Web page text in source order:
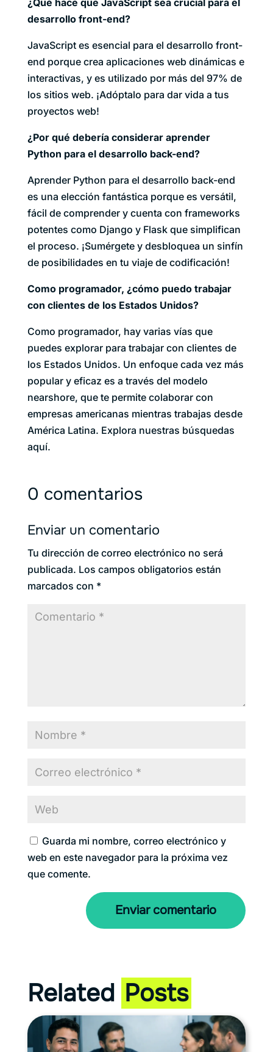
¿Qué hace que JavaScript sea crucial para el
desarrollo front-end?
JavaScript es esencial para el desarrollo front-
end porque crea aplicaciones web dinámicas e
interactivas, y es utilizado por más del 97% de
los sitios web. ¡Adóptalo para dar vida a tus
proyectos web!
¿Por qué debería considerar aprender
Python para el desarrollo back-end?
Aprender Python para el desarrollo back-end
es una elección fantástica porque es versátil,
fácil de comprender y cuenta con frameworks
potentes como Django y Flask que simplifican
el proceso. ¡Sumérgete y desbloquea un sinfín
de posibilidades en tu viaje de codificación!
Como programador, ¿cómo puedo trabajar
con clientes de los Estados Unidos?
Como programador, hay varias vías que
puedes explorar para trabajar con clientes de
los Estados Unidos. Un enfoque cada vez más
popular y eficaz es a través del modelo
nearshore, que te permite colaborar con
empresas americanas mientras trabajas desde
América Latina. Explora nuestras búsquedas
aquí.
0 comentarios
Enviar un comentario
Tu dirección de correo electrónico no será
publicada. Los campos obligatorios están
marcados con *
Guarda mi nombre, correo electrónico y
web en este navegador para la próxima vez
que comente.
Enviar comentario
Related Posts